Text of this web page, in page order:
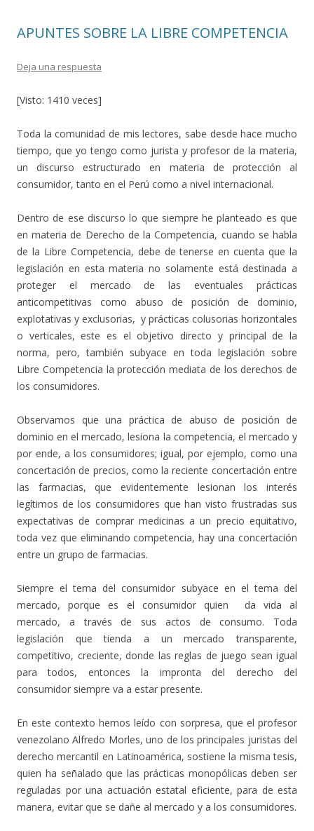
k r
APUNTES SOBRE LA LIBRE COMPETENCIA
Deja una respuesta
[Visto: 1410 veces]
Toda la comunidad de mis lectores, sabe desde hace mucho
tiempo, que yo tengo como jurista y profesor de la materia,
un discurso estructurado en materia de protección al
consumidor, tanto en el Perú como a nivel internacional.
Dentro de ese discurso lo que siempre he planteado es que
en materia de Derecho de la Competencia, cuando se habla
de la Libre Competencia, debe de tenerse en cuenta que la
legislación en esta materia no solamente está destinada a
proteger el mercado de las eventuales prácticas
anticompetitivas como abuso de posición de dominio,
explotativas y exclusorias, y prácticas colusorias horizontales
o verticales, este es el objetivo directo y principal de la
norma, pero, también subyace en toda legislación sobre
Libre Competencia la protección mediata de los derechos de
los consumidores.
Observamos que una práctica de abuso de posición de
dominio en el mercado, lesiona la competencia, el mercado y
por ende, a los consumidores; igual, por ejemplo, como una
concertación de precios, como la reciente concertación entre
las farmacias, que evidentemente lesionan los interés
legítimos de los consumidores que han visto frustradas sus
expectativas de comprar medicinas a un precio equitativo,
toda vez que eliminando competencia, hay una concertación
entre un grupo de farmacias.
Siempre el tema del consumidor subyace en el tema del
mercado, porque es el consumidor quien da vida al
mercado, a través de sus actos de consumo. Toda
legislación que tienda a un mercado transparente,
competitivo, creciente, donde las reglas de juego sean igual
para todos, entonces la impronta del derecho del
consumidor siempre va a estar presente.
En este contexto hemos leído con sorpresa, que el profesor
venezolano Alfredo Morles, uno de los principales juristas del
derecho mercantil en Latinoamérica, sostiene la misma tesis,
quien ha señalado que las prácticas monopólicas deben ser
reguladas por una actuación estatal eficiente, para de esta
manera, evitar que se dañe al mercado y a los consumidores.